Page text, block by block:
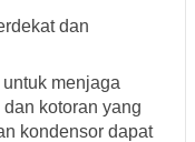
dan
menjaga
kotoran yang
kondensor dapat